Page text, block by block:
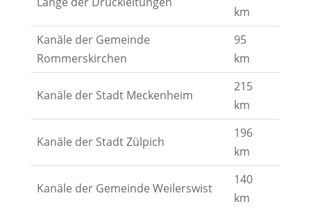
km
Kanäle der Gemeinde
Rommerskirchen
95
km
Kanäle der Stadt Meckenheim
215
km
Kanäle der Stadt Zülpich
196
km
Kanäle der Gemeinde Weilerswist
140
km